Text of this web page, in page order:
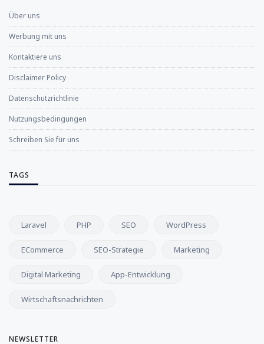
Über uns
Werbung mit uns
Kontaktiere uns
Disclaimer Policy
Datenschutzrichtlinie
Nutzungsbedingungen
Schreiben Sie für uns
TAGS
Laravel PHP SEO WordPress
ECommerce SEO-Strategie Marketing
Digital Marketing App-Entwicklung
Wirtschaftsnachrichten
NEWSLETTER